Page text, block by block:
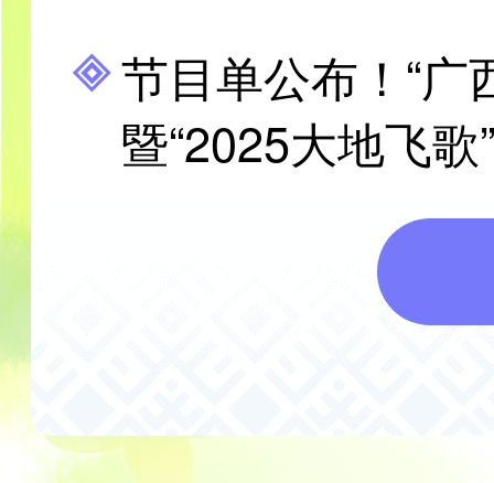
节目单公布！“广
暨“2025大地飞